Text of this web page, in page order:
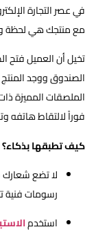
في عصر التجارة
مع منتجك هي لحظة
تخيل أن العميل فتح
الصندوق ووجد
الملصقات المميزة
فوراً لالتقاط هاتفه
كيف تطبقها بذكاء؟
لا تضع
رسومات فنية
استخدم